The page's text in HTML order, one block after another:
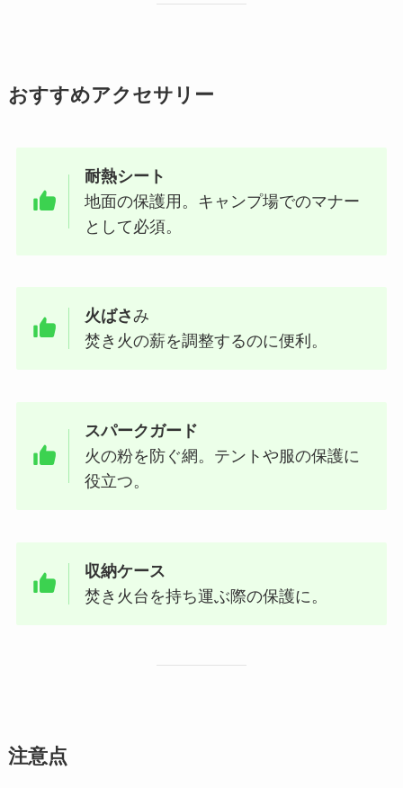
おすすめアクセサリー
耐熱シート
地面の保護用。キャンプ場でのマナー
として必須。
火ばさみ
焚き火の薪を調整するのに便利。
スパークガード
火の粉を防ぐ網。テントや服の保護に
役立つ。
収納ケース
焚き火台を持ち運ぶ際の保護に。
注意点